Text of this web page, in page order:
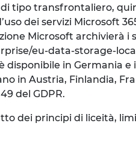
di tipo transfrontaliero,
dei servizi Microsoft
Microsoft archivierà
eu-data-storage-
disponibile in Germania
in Austria, Finlandia,
del GDPR.
dei principi di liceità,